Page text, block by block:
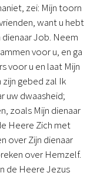
zei: Mijn toorn
want u hebt
Job. Neem
voor u, en ga
voor u en laat Mijn
gebed zal Ik
uw dwaasheid;
zoals Mijn dienaar
Heere Zich met
over Zijn dienaar
over Hemzelf.
de Heere Jezus